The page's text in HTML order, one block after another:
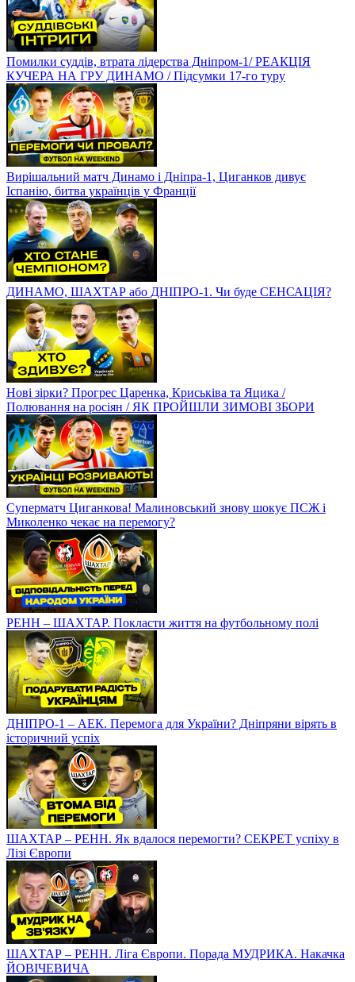
Помилки суддів, втрата лідерства Дніпром-1/ РЕАКЦІЯ
КУЧЕРА НА ГРУ ДИНАМО / Підсумки 17-го туру
Вирішальний матч Динамо і Дніпра-1, Циганков дивує
Іспанію, битва українців у Франції
ДИНАМО, ШАХТАР або ДНІПРО-1. Чи буде СЕНСАЦІЯ?
Нові зірки? Прогрес Царенка, Криськіва та Яцика /
Полювання на росіян / ЯК ПРОЙШЛИ ЗИМОВІ ЗБОРИ
Суперматч Циганкова! Малиновський знову шокує ПСЖ і
Миколенко чекає на перемогу?
РЕНН – ШАХТАР. Покласти життя на футбольному полі
ДНІПРО-1 – АЕК. Перемога для України? Дніпряни вірять в
історичний успіх
ШАХТАР – РЕНН. Як вдалося перемогти? СЕКРЕТ успіху в
Лізі Європи
ШАХТАР – РЕНН. Ліга Європи. Порада МУДРИКА. Накачка
ЙОВІЧЕВИЧА